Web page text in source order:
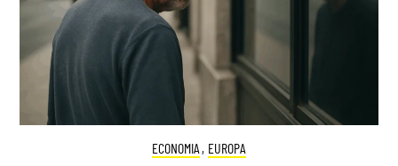
ECONOMIA , EUROPA